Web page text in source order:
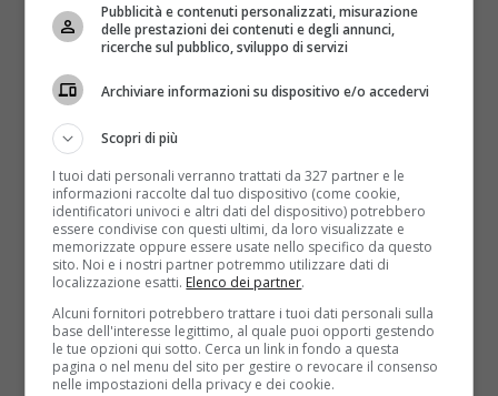
Read More
Ricette light: come preparare il pane
integrale alla zucca [VIDEO]
Pubblicità e contenuti personalizzati, misurazione
delle prestazioni dei contenuti e degli annunci,
ricerche sul pubblico, sviluppo di servizi
Archiviare informazioni su dispositivo e/o accedervi
Scopri di più
I tuoi dati personali verranno trattati da 327 partner e le
informazioni raccolte dal tuo dispositivo (come cookie,
identificatori univoci e altri dati del dispositivo) potrebbero
essere condivise con questi ultimi, da loro visualizzate e
memorizzate oppure essere usate nello specifico da questo
sito. Noi e i nostri partner potremmo utilizzare dati di
localizzazione esatti. Elenco dei partner.
Alcuni fornitori potrebbero trattare i tuoi dati personali sulla
base dell'interesse legittimo, al quale puoi opporti gestendo
le tue opzioni qui sotto. Cerca un link in fondo a questa
pagina o nel menu del sito per gestire o revocare il consenso
nelle impostazioni della privacy e dei cookie.